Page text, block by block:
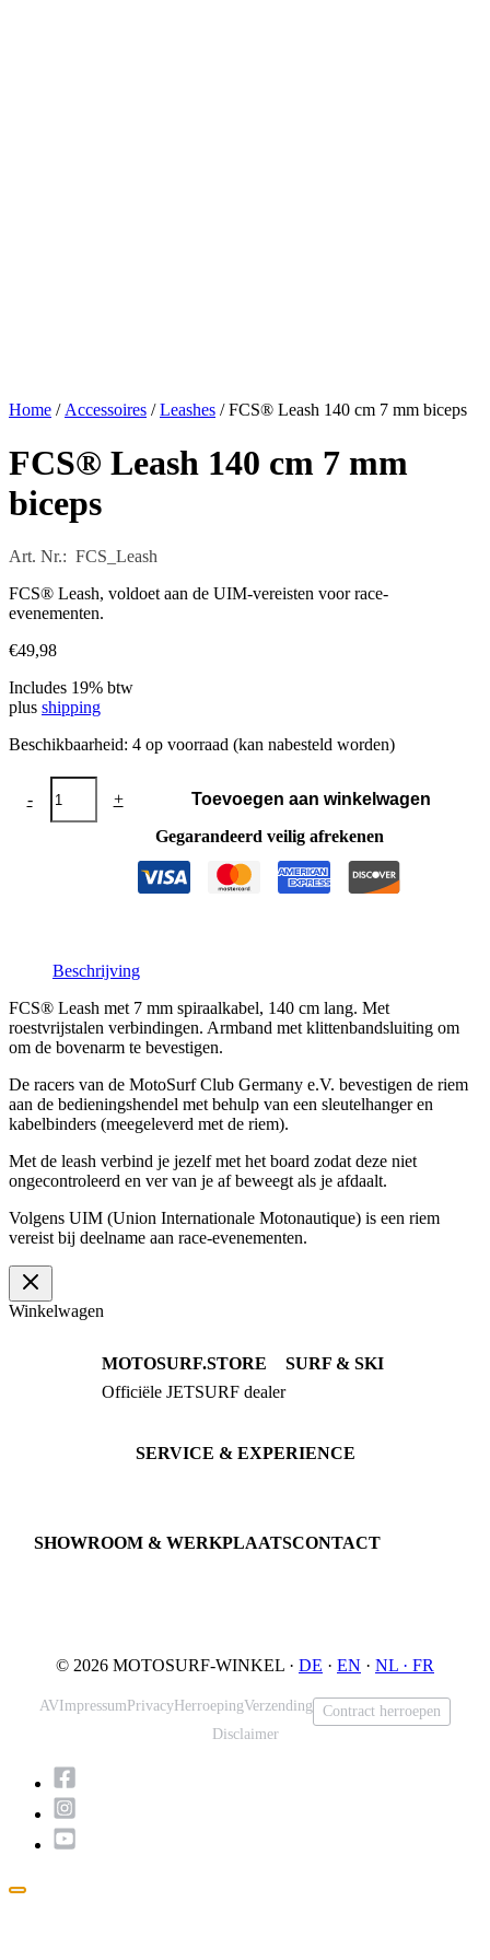
Home / Accessoires /Leashes / FCS® Leash 140 cm 7 mm biceps
FCS® Leash 140 cm 7 mm
biceps
Art. Nr.: FCS_Leash
FCS® Leash, voldoet aan de UIM-vereisten voor race-
evenementen.
€49,98
Includes 19% btw
plus shipping
Beschikbaarheid: 4 op voorraad (kan nabesteld worden)
-
Leash
+
Toevoegen aan winkelwagen
Gegarandeerd veilig afrekenen
Beschrijving
FCS® Leash met 7 mm spiraalkabel, 140 cm lang. Met
roestvrijstalen verbindingen. Armband met klittenbandsluiting om
om de bovenarm te bevestigen.
De racers van de MotoSurf Club Germany e.V. bevestigen de riem
aan de bedieningshendel met behulp van een sleutelhanger en
kabelbinders (meegeleverd met de riem).
Met de leash verbind je jezelf met het board zodat deze niet
ongecontroleerd en ver van je af beweegt als je afdaalt.
Volgens UIM (Union Internationale Motonautique) is een riem
vereist bij deelname aan race-evenementen.
Winkelwagen
MOTOSURF.STORE
Officiële JETSURF dealer
SURF & SKI
JETSURF Boards
SERVICE & EXPERIENCE
SHOWROOM & WERKPLAATSCONTACT
© 2026 MOTOSURF-WINKEL · DE · EN · NL · FR
AVImpressum Privacy HerroepingVerzending
Contract herroepen
Disclaimer
Pop-